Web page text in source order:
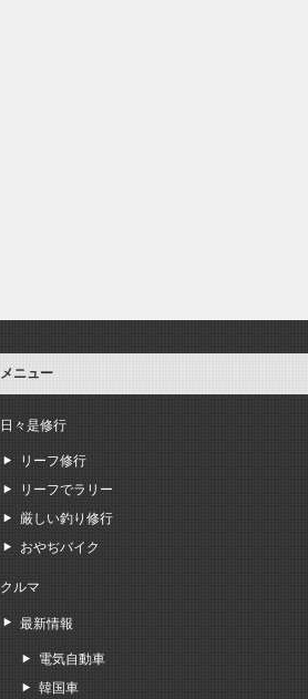
メニュー
日々是修行
リーフ修行
リーフでラリー
厳しい釣り修行
おやぢバイク
クルマ
最新情報
電気自動車
韓国車